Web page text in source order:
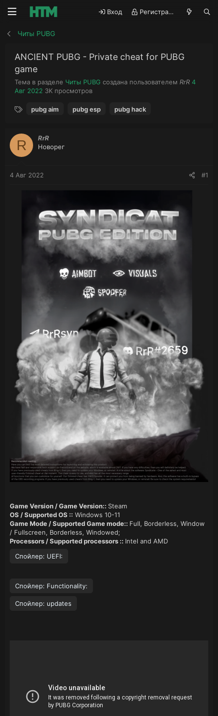
Вход Регистрация
Читы PUBG
ANCIENT PUBG - Private cheat for PUBG
game
Тема в разделе Читы PUBG создана пользователем А
RrR Д
4
Авг 2022 П
о
о
т
р
3K просмотров
и
pubg aim pubg esp pubg hack
R
RrR
Новорег
4 Авг 2022 #1
Game Version / Game Version:: Steam
OS / Supported OS :: Windows 10-11
Game Mode / Supported Game mode:: Full, Borderless, Window
/ Fullscreen, Borderless, Windowed;
Processors / Supported processors :: Intel and AMD
Спойлер: UEFI:
Спойлер: Functionality:
Спойлер: updates